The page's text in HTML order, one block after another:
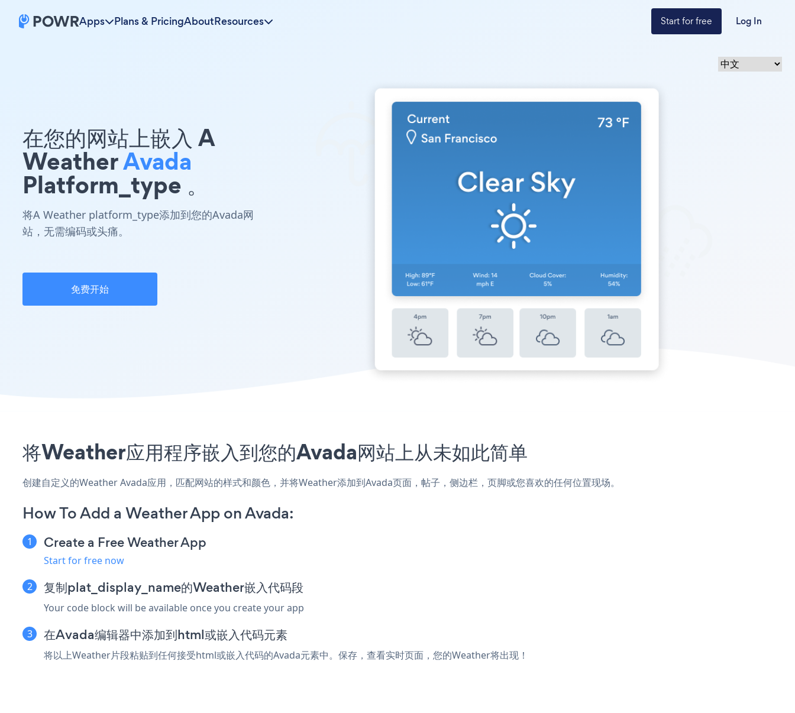
Apps Plans & PricingAboutResources Start for free Log In
在您的网站上嵌入 A
WeatherAvada
Platform_type 。
将A Weather platform_type添加到您的Avada网
站，无需编码或头痛。
免费开始
将Weather应用程序嵌入到您的Avada网站上从未如此简单
创建自定义的Weather Avada应用，匹配网站的样式和颜色，并将Weather添加到Avada页面，帖子，侧边栏，页脚或您喜欢的任何位置现场。
How To Add a Weather App on Avada:
Create a Free Weather App
Start for free now
复制plat_display_name的Weather嵌入代码段
Your code block will be available once you create your app
在Avada编辑器中添加到html或嵌入代码元素
将以上Weather片段粘贴到任何接受html或嵌入代码的Avada元素中。保存，查看实时页面，您的Weather将出现！